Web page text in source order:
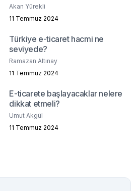
Akan Yürekli
11 Temmuz 2024
Türkiye e-ticaret hacmi ne
seviyede?
Ramazan Altınay
11 Temmuz 2024
E-ticarete başlayacaklar nelere
dikkat etmeli?
Umut Akgül
11 Temmuz 2024